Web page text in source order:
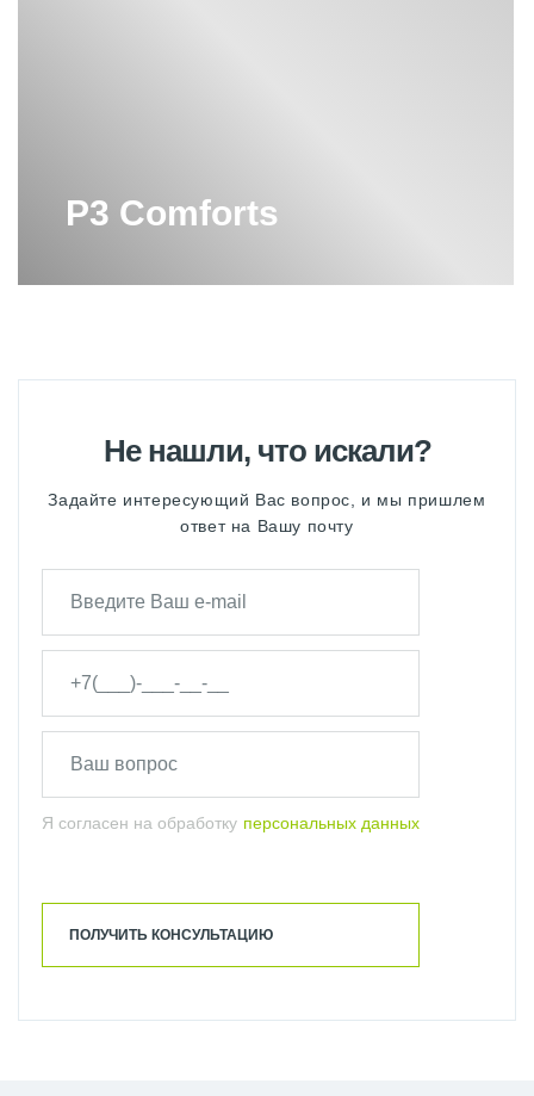
P3 Comforts
Не нашли, что искали?
Задайте интересующий Вас вопрос, и мы пришлем
ответ на Вашу почту
Я согласен на обработку персональных данных
ПОЛУЧИТЬ КОНСУЛЬТАЦИЮ